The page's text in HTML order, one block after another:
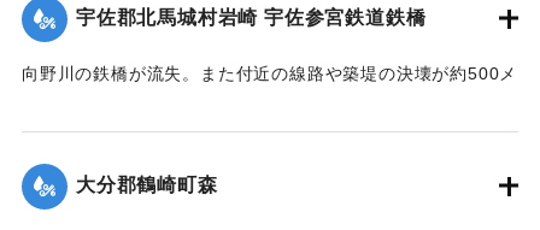
｜固有コード:
｜固有コード:
宇佐郡北馬城村岩崎 宇佐参宮鉄道鉄橋
向野川の鉄橋が流失。また付近の線路や築堤の決壊が約500メ
｜固有コード:
大分郡鶴崎町森